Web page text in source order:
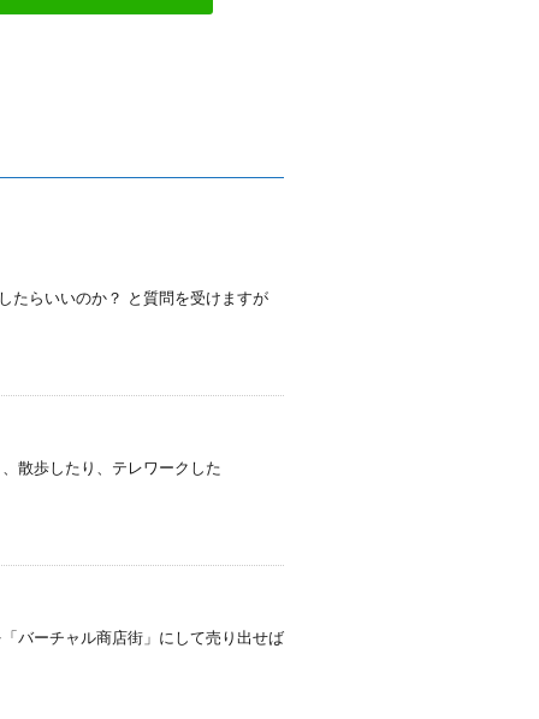
たらいいのか？ と質問を受けますが
散歩したり、テレワークした
バーチャル商店街」にして売り出せば